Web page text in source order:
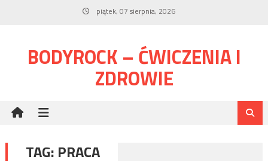
piątek, 07 sierpnia, 2026
BODYROCK – ĆWICZENIA I
ZDROWIE
TAG: PRACA